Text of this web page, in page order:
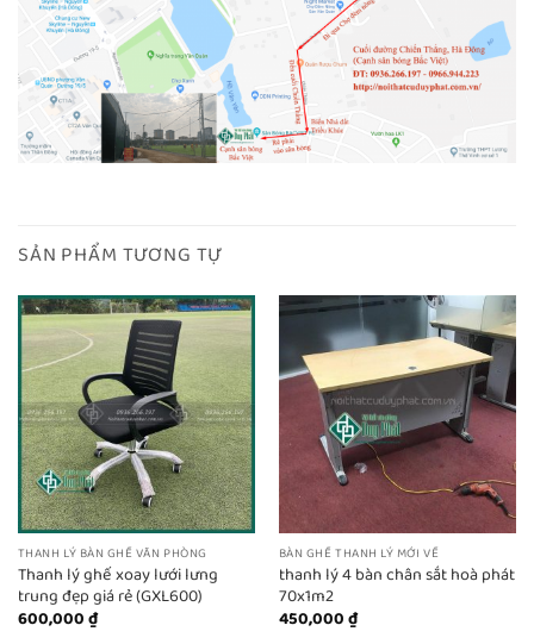
SẢN PHẨM TƯƠNG TỰ
THANH LÝ BÀN GHẾ VĂN PHÒNG
Thanh lý ghế xoay lưới lưng
trung đẹp giá rẻ (GXL600)
600,000₫
BÀN GHẾ THANH LÝ MỚI VỀ
thanh lý 4 bàn chân sắt hoà phát
70x1m2
450,000₫